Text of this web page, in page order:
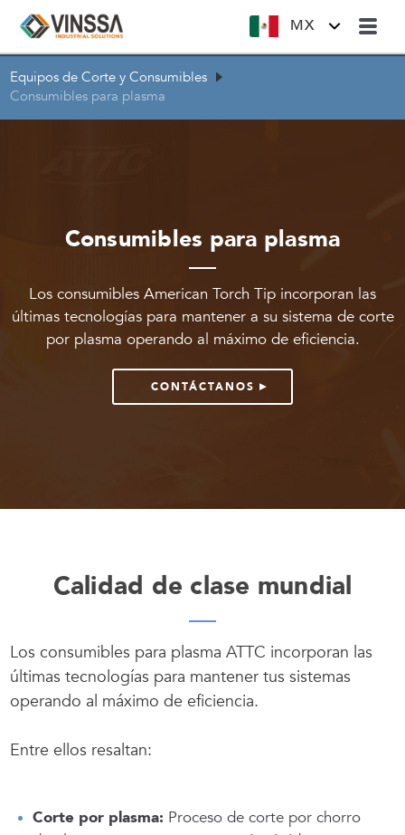
MX
Equipos de Corte y Consumibles
Consumibles para plasma
Consumibles para plasma
Los consumibles American Torch Tip incorporan las
últimas tecnologías para mantener a su sistema de corte
por plasma operando al máximo de eficiencia.
CONTÁCTANOS
Calidad de clase mundial
Los consumibles para plasma ATTC incorporan las
últimas tecnologías para mantener tus sistemas
operando al máximo de eficiencia.
Entre ellos resaltan:
Corte por plasma: Proceso de corte por chorro